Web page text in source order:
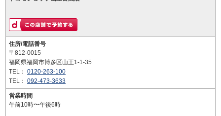
住所/電話番号
〒812-0015
福岡県福岡市博多区山王1-1-35
TEL： 0120-263-100
TEL： 092-473-3633
営業時間
午前10時〜午後6時